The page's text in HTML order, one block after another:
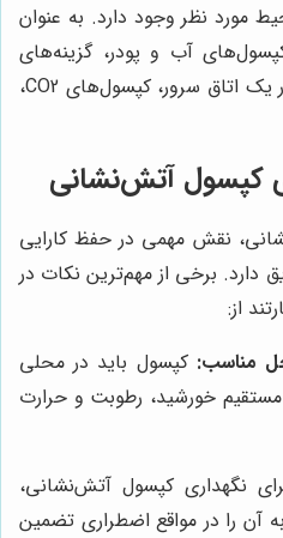
مورد نظر وجود دارد. به عنوان
آب و پودر، گزینه‌های
مناسبی هستند. در حالی که در یک اتاق سرور، کپسول‌های CO2،
کپسول آتش‌نشانی
نقش مهمی در حفظ کارایی
دارد. برخی از مهم‌ترین نکات در
از:
مناسب: کپسول باید در محلی
مستقیم خورشید، رطوبت و حرارت
نگهداری کپسول آتش‌نشانی،
را در مواقع اضطراری تضمین